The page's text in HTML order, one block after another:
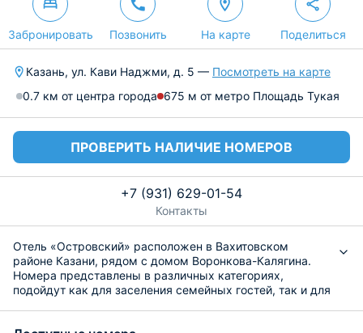
Забронировать Позвонить На карте Поделиться
Казань, ул. Кави Наджми, д. 5 — Посмотреть на карте
0.7 км от центра города 675 м от метро Площадь Тукая
ПРОВЕРИТЬ НАЛИЧИЕ НОМЕРОВ
+7 (931) 629-01-54
Контакты
Отель «Островский» расположен в Вахитовском
районе Казани, рядом с домом Воронкова-Калягина.
Номера представлены в различных категориях,
подойдут как для заселения семейных гостей, так и для